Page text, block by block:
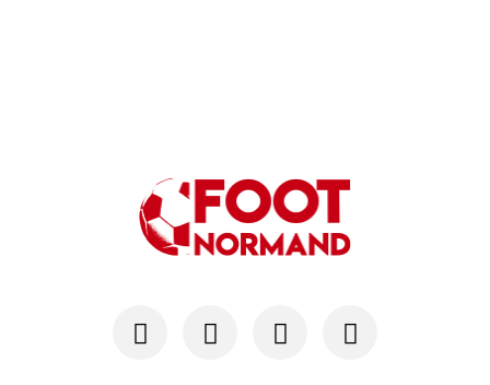
SM CAEN - MERCATO
Avec Mohamed Hafid, Malherbe veut frapper un gr...
SM Caen : Julien Meilhac quitte la direction de...